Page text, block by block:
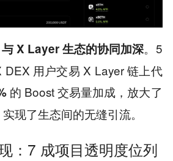
X Layer 生态的协同加深。5
DEX 用户交易 X Layer 链上代
的 Boost 交易量加成，放大了
现了生态间的无缝引流。
：7 成项目透明度位列